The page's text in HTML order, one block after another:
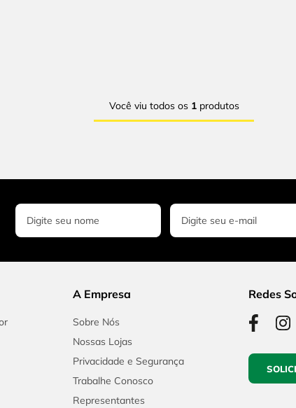
Você viu todos os 1produtos
A Empresa
Sobre Nós
Nossas Lojas
Privacidade e Segurança
Trabalhe Conosco
Representantes
Redes